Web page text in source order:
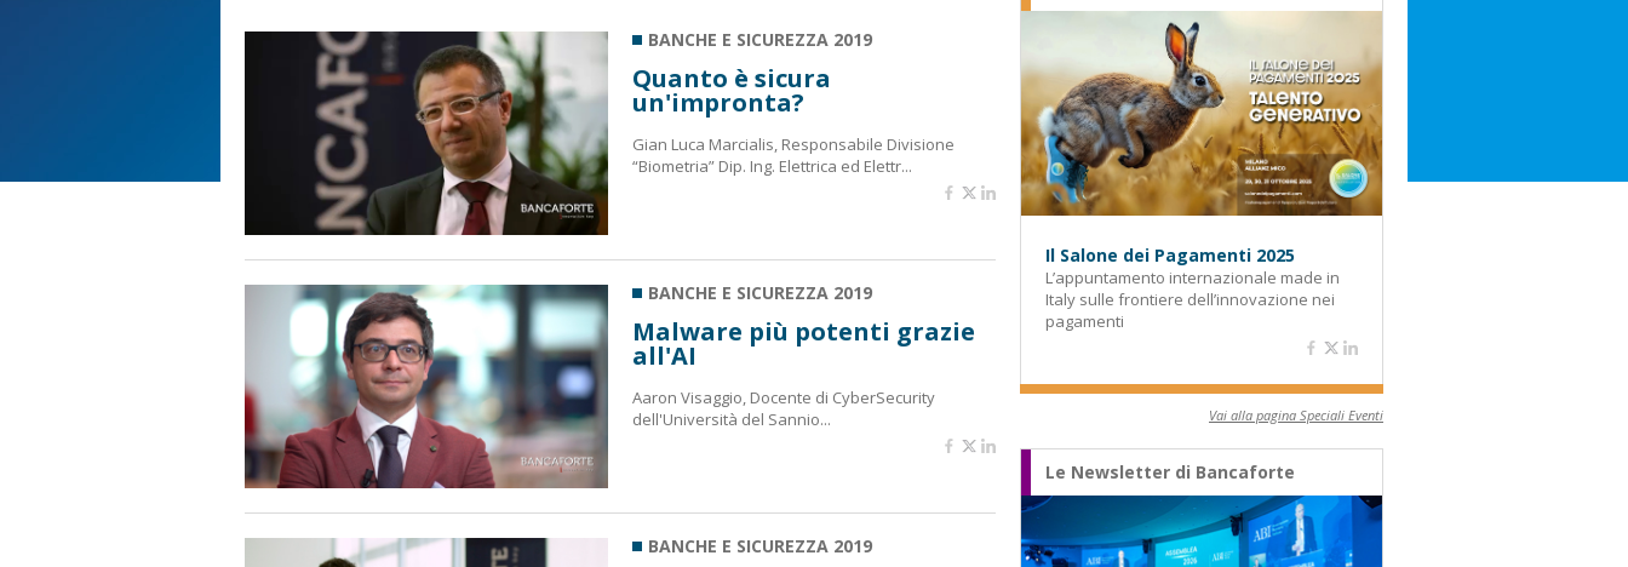
BANCHE E SICUREZZA 2019
Quanto è sicura
un'impronta?
Gian Luca Marcialis, Responsabile Divisione
“Biometria” Dip. Ing. Elettrica ed Elettr...
BANCHE E SICUREZZA 2019
Malware più potenti grazie
all'AI
Aaron Visaggio, Docente di CyberSecurity
dell'Università del Sannio...
BANCHE E SICUREZZA 2019
Il Salone dei Pagamenti 2025
L’appuntamento internazionale made in
Italy sulle frontiere dell’innovazione nei
pagamenti
Vai alla pagina Speciali Eventi
Le Newsletter di Bancaforte